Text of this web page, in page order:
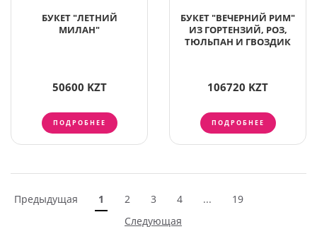
БУКЕТ "ЛЕТНИЙ
МИЛАН"
50600 KZT
ПОДРОБНЕЕ
БУКЕТ "ВЕЧЕРНИЙ РИМ"
ИЗ ГОРТЕНЗИЙ, РОЗ,
ТЮЛЬПАН И ГВОЗДИК
106720 KZT
ПОДРОБНЕЕ
Предыдущая 1 2 3 4 ...
19
Следующая